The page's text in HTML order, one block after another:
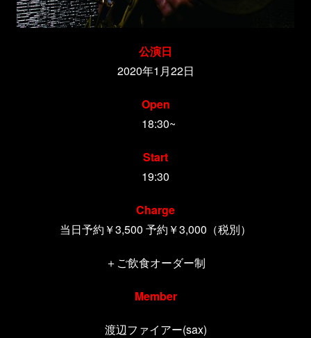
公演日
2020年1月22日
Open
18:30~
Start
19:30
Charge
当日予約￥3,500 予約￥3,000（税別）
＋ご飲食オーダー制
Member
渡辺ファイアー(sax)